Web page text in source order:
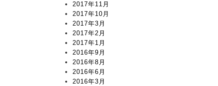
2017年11月
2017年10月
2017年3月
2017年2月
2017年1月
2016年9月
2016年8月
2016年6月
2016年3月